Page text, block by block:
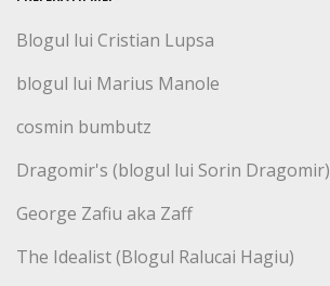
Blogul lui Cristian Lupsa
blogul lui Marius Manole
cosmin bumbutz
Dragomir's (blogul lui Sorin Dragomir)
George Zafiu aka Zaff
The Idealist (Blogul Ralucai Hagiu)